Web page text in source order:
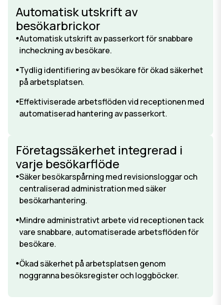
Automatisk utskrift av
besökarbrickor
Automatisk utskrift av passerkort för snabbare
incheckning av besökare.
Tydlig identifiering av besökare för ökad säkerhet
på arbetsplatsen.
Effektiviserade arbetsflöden vid receptionen med
automatiserad hantering av passerkort.
Företagssäkerhet integrerad i
varje besökarflöde
Säker besökarspårning med revisionsloggar och
centraliserad administration med säker
besökarhantering.
Mindre administrativt arbete vid receptionen tack
vare snabbare, automatiserade arbetsflöden för
besökare.
Ökad säkerhet på arbetsplatsen genom
noggranna besöksregister och loggböcker.